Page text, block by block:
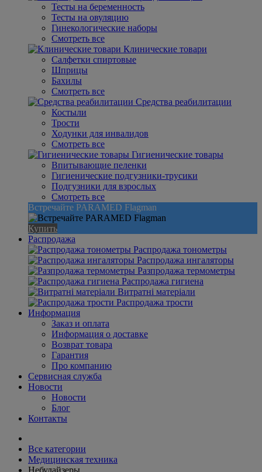
Тесты на беременность
Тесты на овуляцию
Гинекологические наборы
Смотреть все
Клинические товари
Салфетки спиртовые
Шприцы
Бахилы
Смотреть все
Средства реабилитации
Костыли
Трости
Ходунки для инвалидов
Смотреть все
Гигиенические товары
Впитывающие пеленки
Гигиенические подгузники-трусики
Подгузники для взрослых
Смотреть все
Встречайте PARAMED Flagman
Купить
Распродажа
Распродажа тонометры
Распродажа ингаляторы
Разпродажа термометры
Распродажа гигиена
Витратні матеріали
Распродажа трости
Информация
Заказ и оплата
Информация о доставке
Возврат товара
Гарантия
Про компанию
Сервисная служба
Новости
Новости
Блог
Контакты
Все категории
Медицинская техника
Небулайзеры